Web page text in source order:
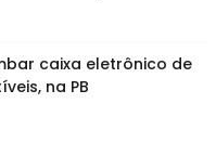
caixa eletrônico de
na PB